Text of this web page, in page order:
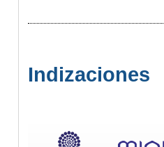
Indizaciones